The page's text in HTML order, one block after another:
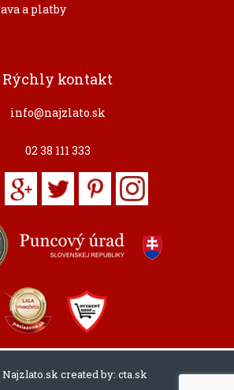
a platby
Rýchly kontakt
info@najzlato.sk
02 38 111 333
Najzlato.sk created by: cta.sk